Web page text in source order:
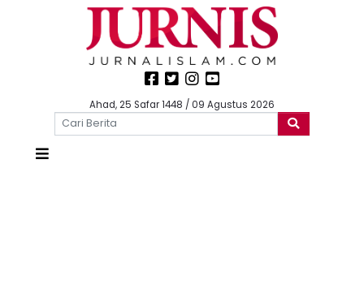
Ahad, 25 Safar 1448 / 09 Agustus 2026